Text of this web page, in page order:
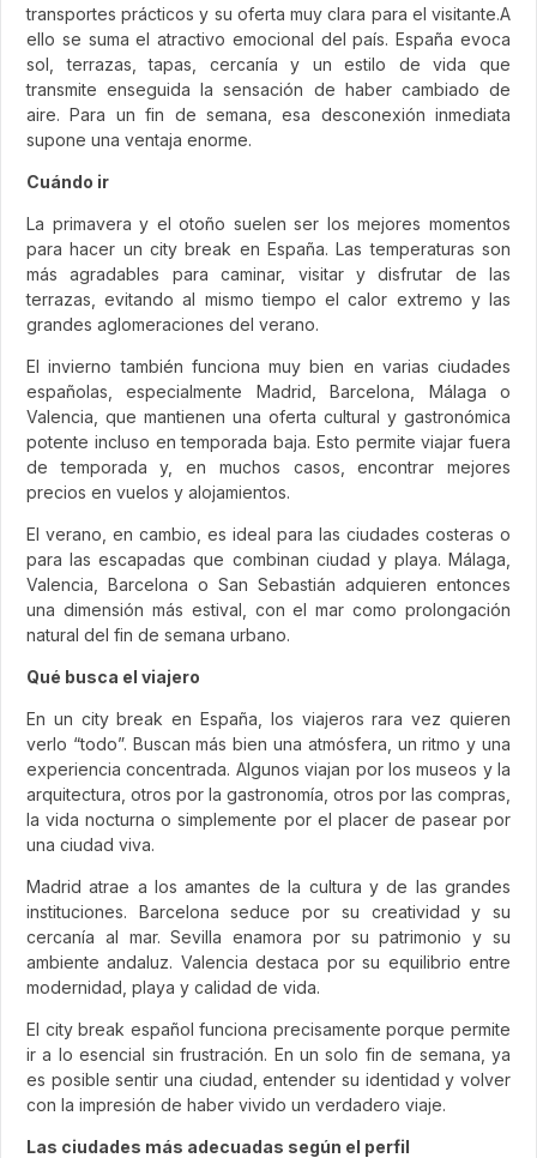
transportes prácticos y su oferta muy clara para el visitante.A
ello se suma el atractivo emocional del país. España evoca
sol, terrazas, tapas, cercanía y un estilo de vida que
transmite enseguida la sensación de haber cambiado de
aire. Para un fin de semana, esa desconexión inmediata
supone una ventaja enorme.
Cuándo ir
La primavera y el otoño suelen ser los mejores momentos
para hacer un city break en España. Las temperaturas son
más agradables para caminar, visitar y disfrutar de las
terrazas, evitando al mismo tiempo el calor extremo y las
grandes aglomeraciones del verano.
El invierno también funciona muy bien en varias ciudades
españolas, especialmente Madrid, Barcelona, Málaga o
Valencia, que mantienen una oferta cultural y gastronómica
potente incluso en temporada baja. Esto permite viajar fuera
de temporada y, en muchos casos, encontrar mejores
precios en vuelos y alojamientos.
El verano, en cambio, es ideal para las ciudades costeras o
para las escapadas que combinan ciudad y playa. Málaga,
Valencia, Barcelona o San Sebastián adquieren entonces
una dimensión más estival, con el mar como prolongación
natural del fin de semana urbano.
Qué busca el viajero
En un city break en España, los viajeros rara vez quieren
verlo “todo”. Buscan más bien una atmósfera, un ritmo y una
experiencia concentrada. Algunos viajan por los museos y la
arquitectura, otros por la gastronomía, otros por las compras,
la vida nocturna o simplemente por el placer de pasear por
una ciudad viva.
Madrid atrae a los amantes de la cultura y de las grandes
instituciones. Barcelona seduce por su creatividad y su
cercanía al mar. Sevilla enamora por su patrimonio y su
ambiente andaluz. Valencia destaca por su equilibrio entre
modernidad, playa y calidad de vida.
El city break español funciona precisamente porque permite
ir a lo esencial sin frustración. En un solo fin de semana, ya
es posible sentir una ciudad, entender su identidad y volver
con la impresión de haber vivido un verdadero viaje.
Las ciudades más adecuadas según el perfil